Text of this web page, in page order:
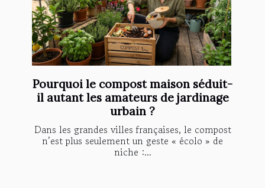
Pourquoi le compost maison séduit-
il autant les amateurs de jardinage
urbain ?
Dans les grandes villes françaises, le compost
n’est plus seulement un geste « écolo » de
niche :...